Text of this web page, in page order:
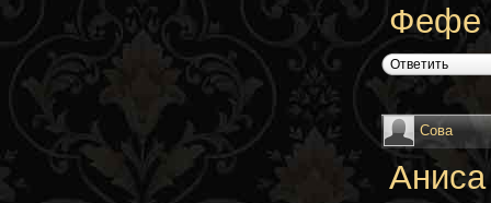
Фефе
Ответить
Сова